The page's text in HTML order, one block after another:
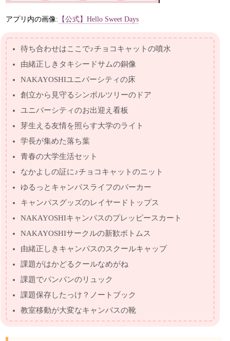
アプリ内の画像: 【公式】Hello Sweet Days
待ち合わせはここで♪チョコキャットの噴水
由緒正しきタキシードサムの銅像
NAKAYOSHIユニバーシティの床
創立から見守るシンボルツリーのドア
ユニバーシティのお出迎え看板
芽生える友情を照らす大学のライト
学長が集めた落ち葉
青春の大学生活セット
なかよしの証に♪チョコキャットのニット
ゆるっとキャンパスライフのパーカー
キャンパスグッズのレイヤードトップス
NAKAYOSHIキャンパスのプレッピースカート
NAKAYOSHIサークルの新歓ボトムス
由緒正しきキャンパスのスクールキャップ
課題がはかどるクールなめがね
課題でパンパンのリュック
課題保存したっけ？ノートブック
教室移動が大変なキャンパスの靴